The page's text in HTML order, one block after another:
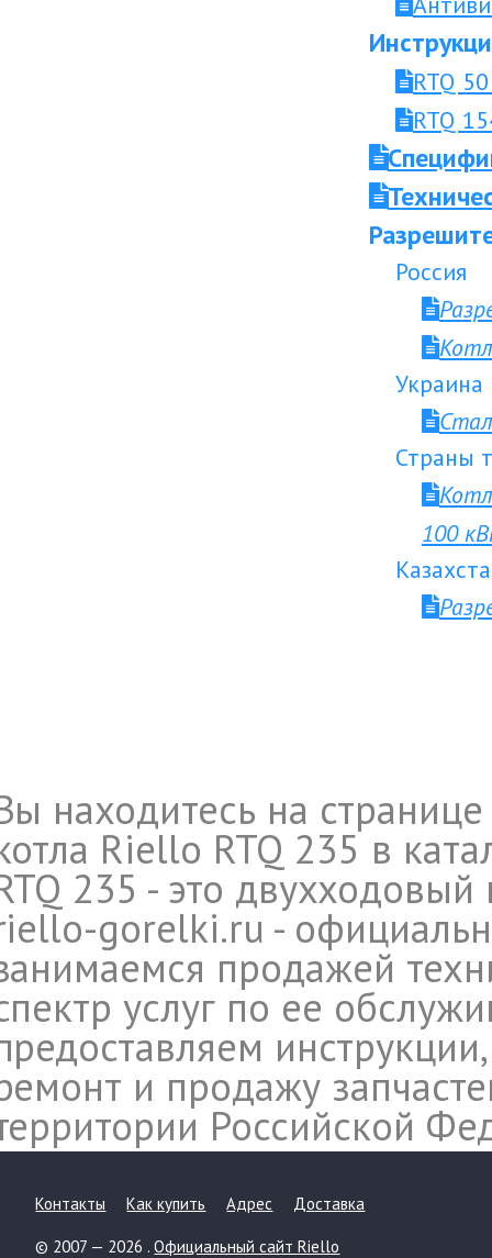
RTQ
RTQ
Россия
Украина
Страны
100
находитесь на
Riello RTQ 235 в
235 - это
gorelki.ru -
продажей
услуг по ее
и продажу
Российской
Контакты Как купить Адрес Доставка
© 2007 — 2026 .Официальный сайт Riello